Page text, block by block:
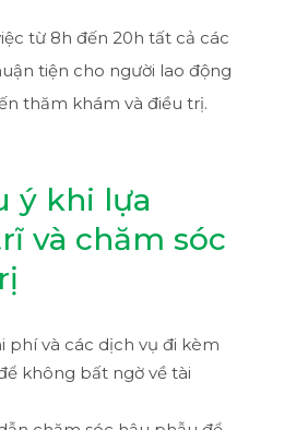
từ 8h đến 20h tất cả các
tiện cho người lao động
thăm khám và điều trị.
ý khi lựa
và chăm sóc
phí và các dịch vụ đi kèm
không bất ngờ về tài